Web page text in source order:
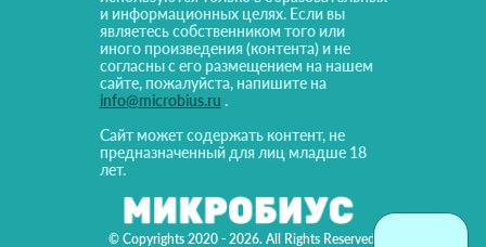
© Copyrights 2020 - 2026. All Rights Reserved!
и информационных целях. Если вы
являетесь собственником того или
иного произведения (контента) и не
согласны с его размещением на нашем
сайте, пожалуйста, напишите на
info@microbius.ru .
Сайт может содержать контент, не
предназначенный для лиц младше 18
лет.